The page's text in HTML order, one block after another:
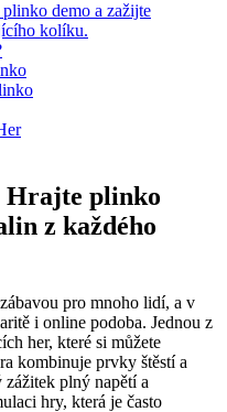
demo a zažijte
kolíku.
Hrajte plinko
z každého
pro mnoho lidí, a v
i online podoba. Jednou z
her, které si můžete
kombinuje prvky štěstí a
zážitek plný napětí a
hry, která je často